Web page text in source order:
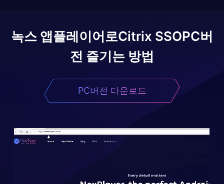
녹스 앱플레이어로Citrix SSOPC버
전 즐기는 방법
PC버전 다운로드